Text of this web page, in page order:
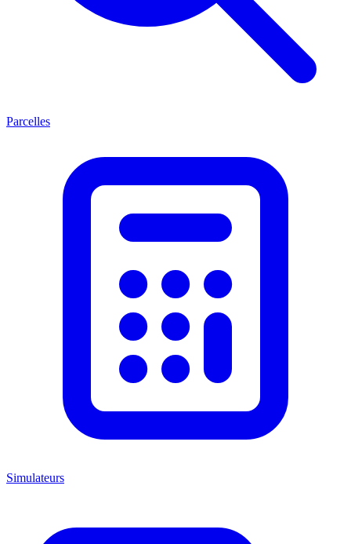
Parcelles
Simulateurs